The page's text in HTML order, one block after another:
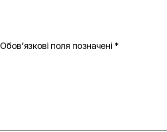
Обов’язкові поля позначені *